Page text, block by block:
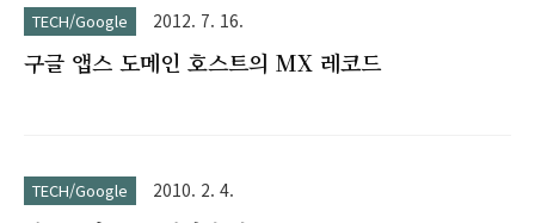
을 받기 위해서는 먼저 지급 방식에서 Western Union Quick
Cash 설정이 되어 있어야 합니다 지급 완료가 되면1. 국가 발행
온 퀵 캐쉬로 송금받으로 왔습니다 라고 문의하시면 해당 ..
TECH/Google 2012. 7. 16.
구글 앱스 도메인 호스트의 MX 레코드
TECH/Google 2010. 2. 4.